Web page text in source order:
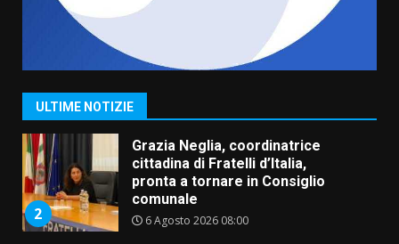
ULTIME NOTIZIE
1
Carta d’identità: continua il piano
di aperture straordinarie del
2
Grazia Neglia, coordinatrice
cittadina di Fratelli d’Italia,
pronta a tornare in Consiglio
comunale
6 Agosto 2026 08:00